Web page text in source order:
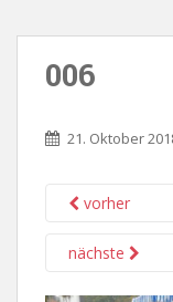
006
21. Oktober
vorher
nächste